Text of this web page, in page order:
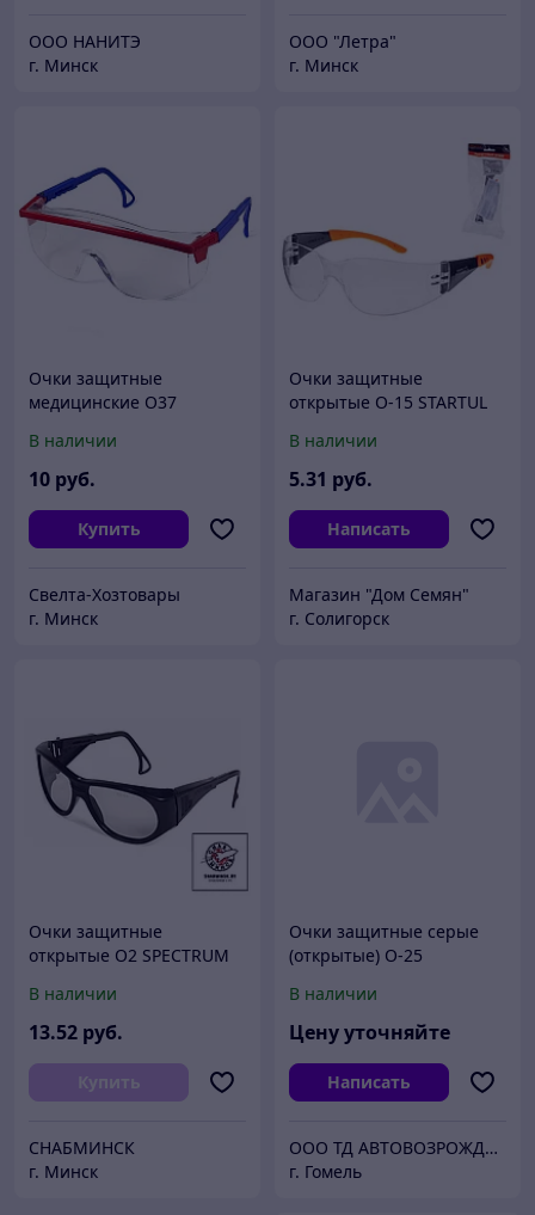
ООО НАНИТЭ
г. Минск
ООО "Летра"
г. Минск
Очки защитные
медицинские О37
В наличии
10 руб.
Купить
Свелта-Хозтовары
г. Минск
Очки защитные
открытые О-15 STARTUL
В наличии
5.31 руб.
Написать
Магазин "Дом Семян"
г. Солигорск
Очки защитные
открытые О2 SPECTRUM
В наличии
13.52 руб.
Купить
СНАБМИНСК
г. Минск
Очки защитные серые
(открытые) О-25
В наличии
Цену уточняйте
Написать
ООО ТД АВТОВОЗРОЖДЕНИЕ
г. Гомель